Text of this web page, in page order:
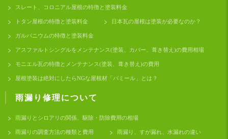
スレート、コロニアル屋根の特徴と塗装料金
トタン屋根の特徴と塗装料金 日本瓦の屋根は塗装が必要なのか？
ガルバニウムの特徴と塗装料金
アスファルトシングルをメンテナンス(塗装、カバー、葺き替え)の費用相場
モニエル瓦の特徴とメンテナンス(塗装、葺き替え)の費用
屋根塗装は絶対にしたらNGな屋根材「パミール」とは？
雨漏り修理について
雨漏りとシロアリの関係、駆除・防除費用の相場
雨漏りの調査方法の種類と費用 雨漏り、すが漏れ、水漏れの違い